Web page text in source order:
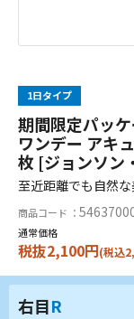
1日タイプ
期間限定パッケ
ワンデー アキ
枚 [ジョンソン
至近距離でも自然な
商品コード ：
通常価格
税抜2,100円(税込
右目R